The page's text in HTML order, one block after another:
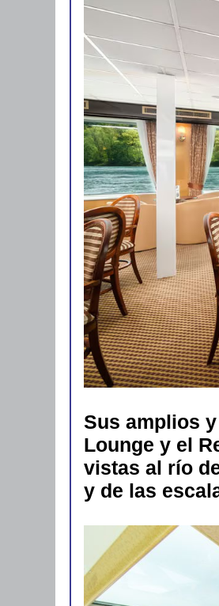
Sus amplios
Lounge y el
vistas al río
y de las